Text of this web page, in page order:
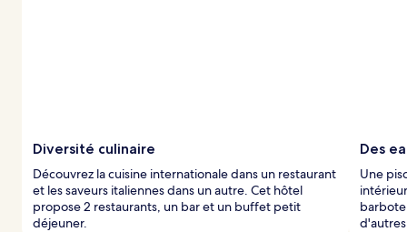
Diversité culinaire
Découvrez la cuisine internationale dans un restaurant
et les saveurs italiennes dans un autre. Cet hôtel
propose 2 restaurants, un bar et un buffet petit
déjeuner.
Des
Une